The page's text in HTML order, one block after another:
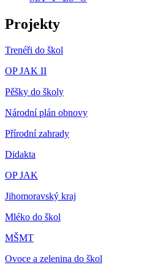
Projekty
Trenéři do škol
OP JAK II
Pěšky do školy
Národní plán obnovy
Přírodní zahrady
Didakta
OP JAK
Jihomoravský kraj
Mléko do škol
MŠMT
Ovoce a zelenina do škol